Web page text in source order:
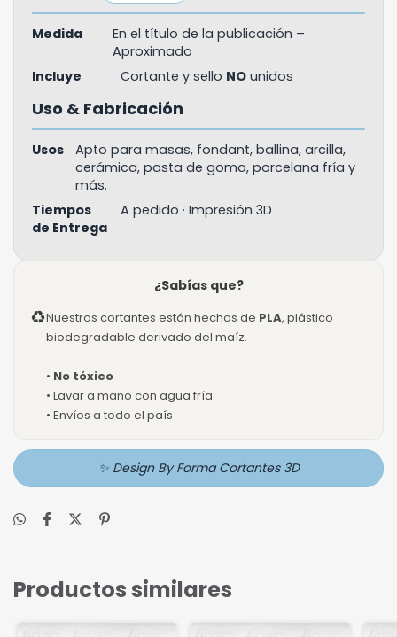
Medida
En el título de la publicación –
Aproximado
Incluye
Cortante y sello NO unidos
Uso & Fabricación
Usos
Apto para masas, fondant, ballina, arcilla,
cerámica, pasta de goma, porcelana fría y
más.
Tiempos
de Entrega
A pedido · Impresión 3D
¿Sabías que?
♻Nuestros cortantes están hechos de PLA, plástico
biodegradable derivado del maíz.
• No tóxico
• Lavar a mano con agua fría
• Envíos a todo el país
✨ Design By Forma Cortantes 3D
Productos similares